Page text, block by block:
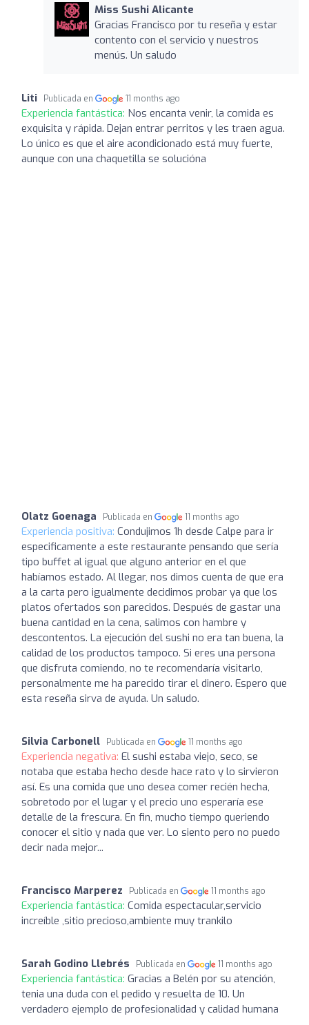
Miss Sushi Alicante
Gracias Francisco por tu reseña y estar
contento con el servicio y nuestros
menús. Un saludo
Liti Publicada en 11 months ago
Experiencia fantástica: Nos encanta venir, la comida es
exquisita y rápida. Dejan entrar perritos y les traen agua.
Lo único es que el aire acondicionado está muy fuerte,
aunque con una chaquetilla se solucióna
Olatz Goenaga Publicada en 11 months ago
Experiencia positiva: Condujimos 1h desde Calpe para ir
especificamente a este restaurante pensando que sería
tipo buffet al igual que alguno anterior en el que
habíamos estado. Al llegar, nos dimos cuenta de que era
a la carta pero igualmente decidimos probar ya que los
platos ofertados son parecidos. Después de gastar una
buena cantidad en la cena, salimos con hambre y
descontentos. La ejecución del sushi no era tan buena, la
calidad de los productos tampoco. Si eres una persona
que disfruta comiendo, no te recomendaría visitarlo,
personalmente me ha parecido tirar el dinero. Espero que
esta reseña sirva de ayuda. Un saludo.
Silvia Carbonell Publicada en 11 months ago
Experiencia negativa: El sushi estaba viejo, seco, se
notaba que estaba hecho desde hace rato y lo sirvieron
así. Es una comida que uno desea comer recién hecha,
sobretodo por el lugar y el precio uno esperaría ese
detalle de la frescura. En fin, mucho tiempo queriendo
conocer el sitio y nada que ver. Lo siento pero no puedo
decir nada mejor...
Francisco Marperez Publicada en 11 months ago
Experiencia fantástica: Comida espectacular,servicio
increíble ,sitio precioso,ambiente muy trankilo
Sarah Godino Llebrés Publicada en 11 months ago
Experiencia fantástica: Gracias a Belén por su atención,
tenia una duda con el pedido y resuelta de 10. Un
verdadero ejemplo de profesionalidad y calidad humana